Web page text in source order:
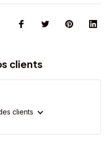
clients
clients